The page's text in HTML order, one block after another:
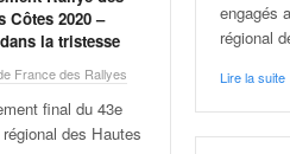
engagés
régional
Lire la suite
Côtes 2020 –
la tristesse
France des Rallyes
final du 43e
des Hautes